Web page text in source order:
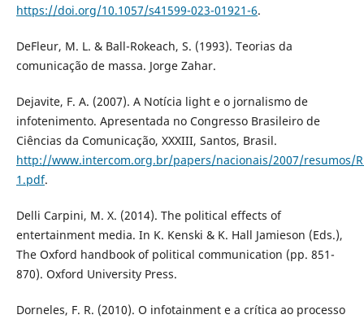
https://doi.org/10.1057/s41599-023-01921-6.
DeFleur, M. L. & Ball-Rokeach, S. (1993). Teorias da
comunicação de massa. Jorge Zahar.
Dejavite, F. A. (2007). A Notícia light e o jornalismo de
infotenimento. Apresentada no Congresso Brasileiro de
Ciências da Comunicação, XXXIII, Santos, Brasil.
http://www.intercom.org.br/papers/nacionais/2007/resumos/
1.pdf.
Delli Carpini, M. X. (2014). The political effects of
entertainment media. In K. Kenski & K. Hall Jamieson (Eds.),
The Oxford handbook of political communication (pp. 851-
870). Oxford University Press.
Dorneles, F. R. (2010). O infotainment e a crítica ao processo